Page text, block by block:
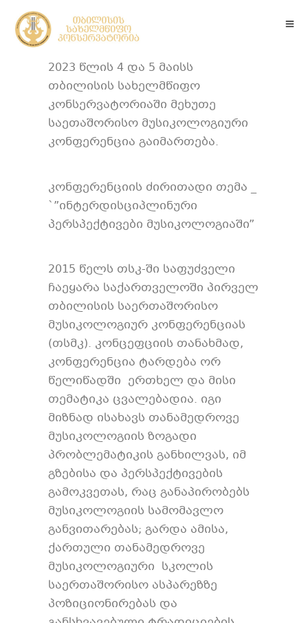
2023 წლის 4 და 5 მაისს
თბილისის სახელმწიფო
კონსერვატორიაში მეხუთე
საეთაშორისო მუსიკოლოგიური
კონფერენცია გაიმართება.
კონფერენციის ძირითადი თემა _
`”ინტერდისციპლინური
პერსპექტივები მუსიკოლოგიაში”
2015 წელს თსკ-ში საფუძველი
ჩაეყარა საქართველოში პირველ
თბილისის საერთაშორისო
მუსიკოლოგიურ კონფერენციას
(თსმკ). კონცეფციის თანახმად,
კონფერენცია ტარდება ორ
წელიწადში ერთხელ და მისი
თემატიკა ცვალებადია. იგი
მიზნად ისახავს თანამედროვე
მუსიკოლოგიის ზოგადი
პრობლემატიკის განხილვას, იმ
გზებისა და პერსპექტივების
გამოკვეთას, რაც განაპირობებს
მუსიკოლოგიის სამომავლო
განვითარებას; გარდა ამისა,
ქართული თანამედროვე
მუსიკოლოგიური სკოლის
საერთაშორისო ასპარეზზე
პოზიციონირებას და